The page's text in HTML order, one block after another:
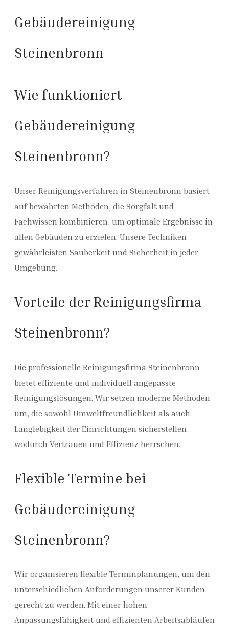
Gebäudereinigung
Steinenbronn
Wie funktioniert
Gebäudereinigung
Steinenbronn?
Unser Reinigungsverfahren in Steinenbronn basiert
auf bewährten Methoden, die Sorgfalt und
Fachwissen kombinieren, um optimale Ergebnisse in
allen Gebäuden zu erzielen. Unsere Techniken
gewährleisten Sauberkeit und Sicherheit in jeder
Umgebung.
Vorteile der Reinigungsfirma
Steinenbronn?
Die professionelle Reinigungsfirma Steinenbronn
bietet effiziente und individuell angepasste
Reinigungslösungen. Wir setzen moderne Methoden
um, die sowohl Umweltfreundlichkeit als auch
Langlebigkeit der Einrichtungen sicherstellen,
wodurch Vertrauen und Effizienz herrschen.
Flexible Termine bei
Gebäudereinigung
Steinenbronn?
Wir organisieren flexible Terminplanungen, um den
unterschiedlichen Anforderungen unserer Kunden
gerecht zu werden. Mit einer hohen
Anpassungsfähigkeit und effizienten Arbeitsabläufen